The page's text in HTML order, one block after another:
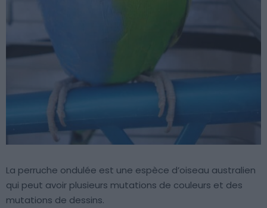
La perruche ondulée est une espèce d’oiseau australien
qui peut avoir plusieurs mutations de couleurs et des
mutations de dessins.